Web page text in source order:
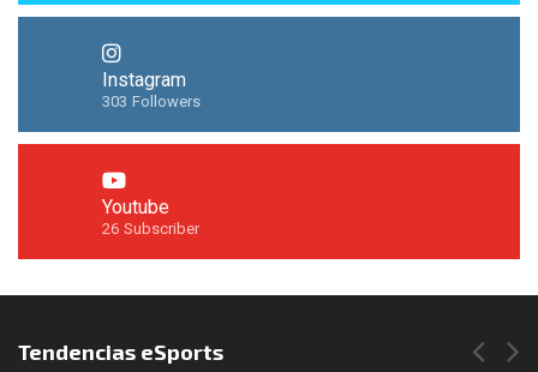
Instagram
303 Followers
Youtube
26 Subscriber
Síguenos en Instagram
Tendencias eSports